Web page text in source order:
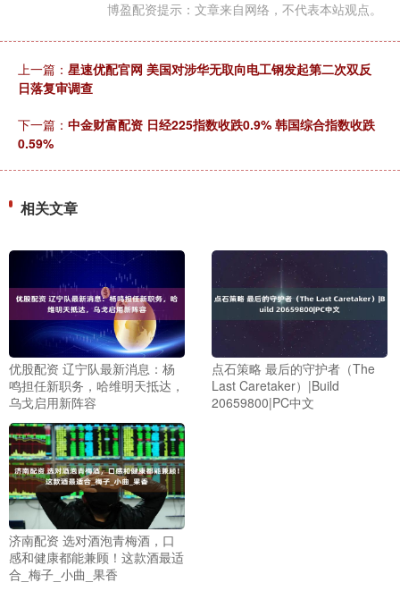
博盈配资提示：文章来自网络，不代表本站观点。
上一篇： 星速优配官网 美国对涉华无取向电工钢发起第二次双反
日落复审调查
下一篇： 中金财富配资 日经225指数收跌0.9% 韩国综合指数收跌
0.59%
相关文章
优股配资 辽宁队最新消息：杨
鸣担任新职务，哈维明天抵达，
乌戈启用新阵容
点石策略 最后的守护者（The
Last Caretaker）|Build
20659800|PC中文
济南配资 选对酒泡青梅酒，口
感和健康都能兼顾！这款酒最适
合_梅子_小曲_果香